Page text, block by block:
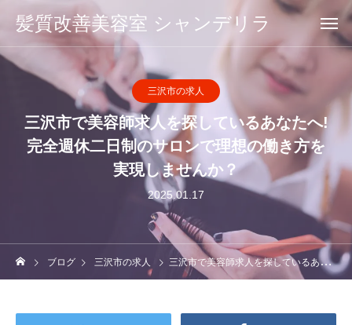
髪質改善美容室 シャンデリラ
三沢市の求人
三沢市で美容師求人を探しているあなたへ!
完全週休二日制のサロンで理想の働き方を
実現しませんか？
2025.01.17
ブログ 三沢市の求人 三沢市で美容師求人を探しているあなたへ!完全週休二日制のサロンで理想の働き方を実現しませんか？